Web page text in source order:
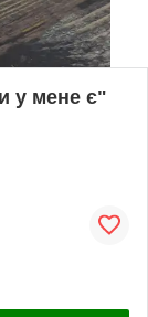
у мене є"